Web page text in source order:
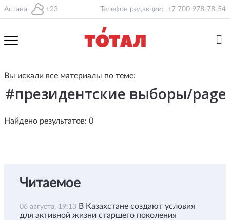
Астана +23 Телефон редакции: +7 700 978-78-54
Вы искали все материалы по теме:
Найдено результатов: 0
Читаемое
06 августа, 19:13 В Казахстане создают условия
для активной жизни старшего поколения